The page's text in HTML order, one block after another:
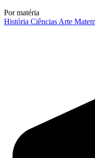
Por matéria
História Ciências Arte